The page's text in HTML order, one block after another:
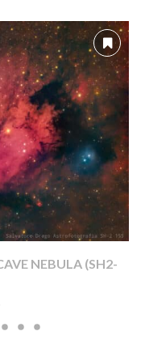
NEBULA (SH2-